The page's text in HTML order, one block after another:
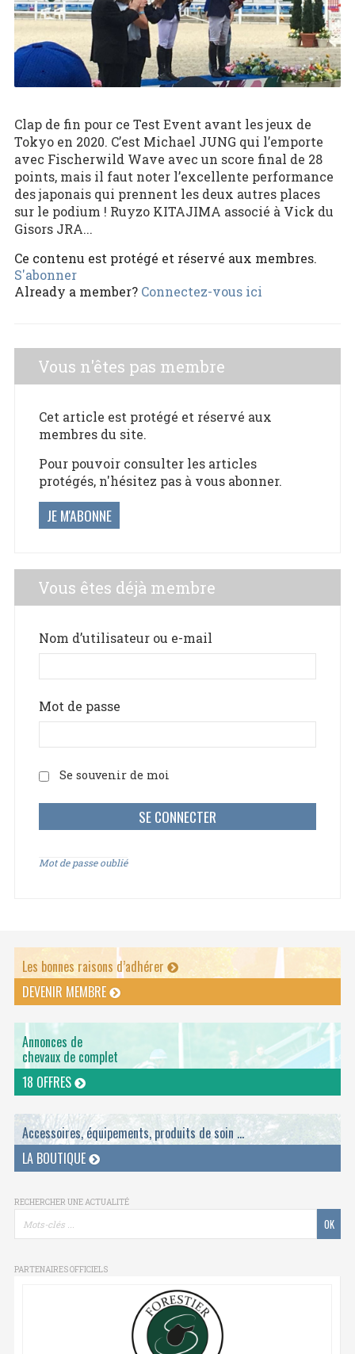
Clap de fin pour ce Test Event avant les jeux de
Tokyo en 2020. C’est Michael JUNG qui l’emporte
avec Fischerwild Wave avec un score final de 28
points, mais il faut noter l’excellente performance
des japonais qui prennent les deux autres places
sur le podium ! Ruyzo KITAJIMA associé à Vick du
Gisors JRA...
Ce contenu est protégé et réservé aux membres.
S'abonner
Already a member? Connectez-vous ici
Vous n'êtes pas membre
Cet article est protégé et réservé aux
membres du site.
Pour pouvoir consulter les articles
protégés, n'hésitez pas à vous abonner.
JE M'ABONNE
Vous êtes déjà membre
Nom d’utilisateur ou e-mail
Mot de passe
Se souvenir de moi
Mot de passe oublié
Les bonnes raisons d’adhérer
DEVENIR MEMBRE
Annonces de
chevaux de complet
18 OFFRES
Accessoires, équipements, produits de soin ...
LA BOUTIQUE
RECHERCHER UNE ACTUALITÉ
PARTENAIRES OFFICIELS